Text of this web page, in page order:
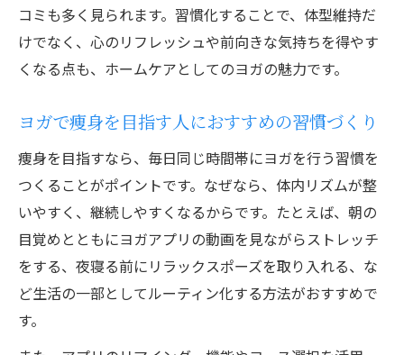
コミも多く見られます。習慣化することで、体型維持だ
けでなく、心のリフレッシュや前向きな気持ちを得やす
くなる点も、ホームケアとしてのヨガの魅力です。
ヨガで痩身を目指す人におすすめの習慣づくり
痩身を目指すなら、毎日同じ時間帯にヨガを行う習慣を
つくることがポイントです。なぜなら、体内リズムが整
いやすく、継続しやすくなるからです。たとえば、朝の
目覚めとともにヨガアプリの動画を見ながらストレッチ
をする、夜寝る前にリラックスポーズを取り入れる、な
ど生活の一部としてルーティン化する方法がおすすめで
す。